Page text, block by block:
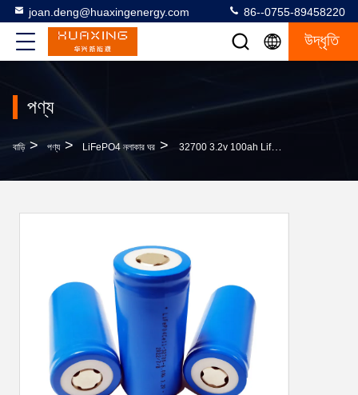
joan.deng@huaxingenergy.com 86--0755-89458220
উদ্ধৃতি
পণ্য
বাড়ি > পণ্য > LiFePO4 নলাকার ঘর > 32700 3.2v 100ah Lifepo4 ব্যাটারি সেল ডিপ সাইকেল রিচার্জেবল লিথিয়াম IFR ব্যাটারি ইভির জন্য